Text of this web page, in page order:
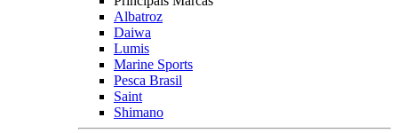
Albatroz
Daiwa
Lumis
Marine Sports
Pesca Brasil
Saint
Shimano